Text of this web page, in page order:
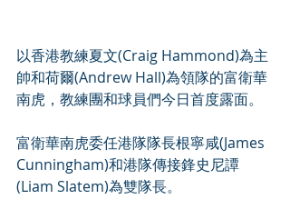
以香港教練夏文(Craig Hammond)為主
帥和荷爾(Andrew Hall)為領隊的富衛華
南虎，教練團和球員們今日首度露面。
富衛華南虎委任港隊隊長根寧咸(James
Cunningham)和港隊傳接鋒史尼譚
(Liam Slatem)為雙隊長。